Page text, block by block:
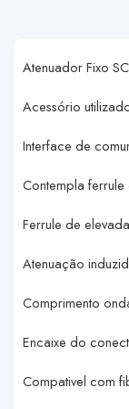
Atenuador Fixo
Acessório
Interface de
Contempla
Ferrule de
Atenuação
Comprimento
Encaixe do
Compativel com